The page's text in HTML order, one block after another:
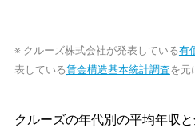
※ クルーズ株式会社が発表している有
表している賃金構造基本統計調査を元
クルーズの年代別の平均年収